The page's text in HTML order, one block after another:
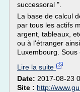
successoral ".
La base de calcul
par tous les actifs
argent, tableaux,
ou à l'étranger
Luxembourg. Sous
Lire la suite
Date: 2017-08-23
Site : http://